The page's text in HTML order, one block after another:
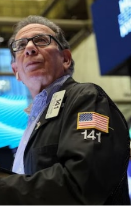
ABD'de açıklanan
endişelerindeki